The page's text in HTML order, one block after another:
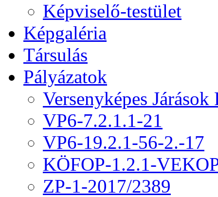
Képviselő-testület
Képgaléria
Társulás
Pályázatok
Versenyképes Járások
VP6-7.2.1.1-21
VP6-19.2.1-56-2.-17
KÖFOP-1.2.1-
ZP-1-2017/2389